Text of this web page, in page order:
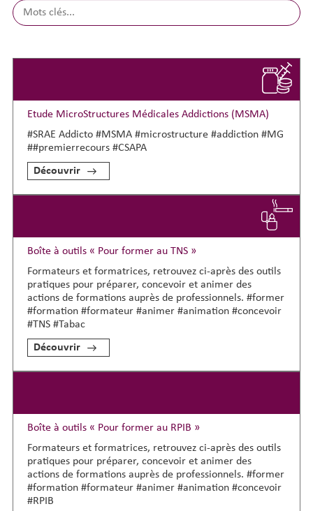
Etude MicroStructures Médicales Addictions (MSMA)
#SRAE Addicto #MSMA #microstructure #addiction #MG
##premierrecours #CSAPA
Découvrir
Boîte à outils « Pour former au TNS »
Formateurs et formatrices, retrouvez ci-après des outils
pratiques pour préparer, concevoir et animer des
actions de formations auprès de professionnels. #former
#formation #formateur #animer #animation #concevoir
#TNS #Tabac
Découvrir
Boîte à outils « Pour former au RPIB »
Formateurs et formatrices, retrouvez ci-après des outils
pratiques pour préparer, concevoir et animer des
actions de formations auprès de professionnels. #former
#formation #formateur #animer #animation #concevoir
#RPIB